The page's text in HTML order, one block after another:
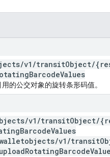
/v1 /transitObject/
BarcodeValues
的公交对象的旋转条形码值。
/v1 /transitObject/
BarcodeValues
walletobjects/v1 /transit
uploadRotatingBarcode